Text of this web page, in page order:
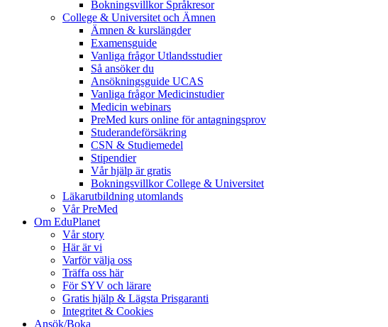
Bokningsvillkor Språkresor
College & Universitet och Ämnen
Ämnen & kurslängder
Examensguide
Vanliga frågor Utlandsstudier
Så ansöker du
Ansökningsguide UCAS
Vanliga frågor Medicinstudier
Medicin webinars
PreMed kurs online för antagningsprov
Studerandeförsäkring
CSN & Studiemedel
Stipendier
Vår hjälp är gratis
Bokningsvillkor College & Universitet
Läkarutbildning utomlands
Vår PreMed
Om EduPlanet
Vår story
Här är vi
Varför välja oss
Träffa oss här
För SYV och lärare
Gratis hjälp & Lägsta Prisgaranti
Integritet & Cookies
Ansök/Boka